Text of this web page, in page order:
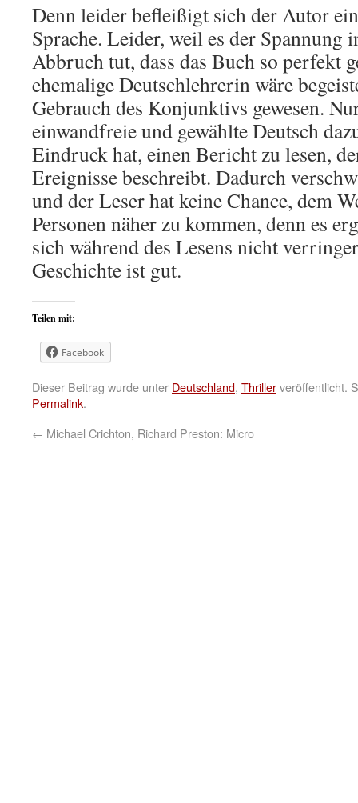
Denn leider befleißigt sich der Autor
Sprache. Leider, weil es der Spannung
Abbruch tut, dass das Buch so perfekt
ehemalige Deutschlehrerin wäre
Gebrauch des Konjunktivs gewesen.
einwandfreie und gewählte Deutsch
Eindruck hat, einen Bericht zu lesen,
Ereignisse beschreibt. Dadurch
und der Leser hat keine Chance, dem
Personen näher zu kommen, denn es
sich während des Lesens nicht
Geschichte ist gut.
Teilen mit:
Facebook
Dieser Beitrag wurde unter Deutschland, Thrillerveröffentlicht.
Permalink.
← Michael Crichton, Richard Preston: Micro